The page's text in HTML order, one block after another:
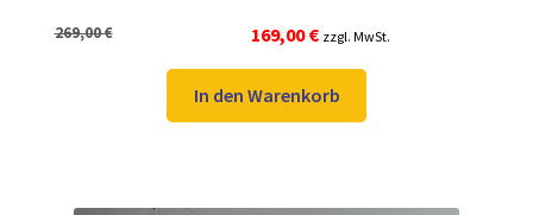
269,00€
Ursprünglicher
Preis
war:
269,00 €
169,00€Aktueller
Preis
ist:
169,00 €.
zzgl. MwSt.
In den Warenkorb